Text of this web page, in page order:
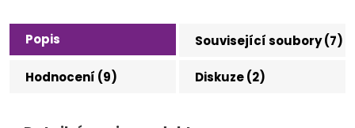
Popis Související soubory (7)
Hodnocení (9) Diskuze (2)